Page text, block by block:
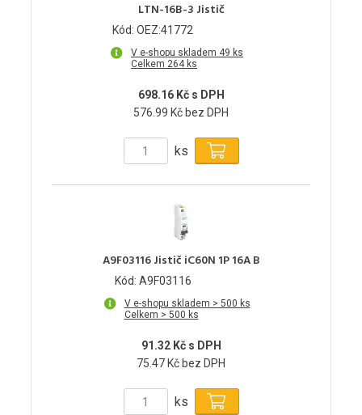
LTN-16B-3 Jistič
Kód: OEZ:41772
V e-shopu skladem 49 ks
Celkem 264 ks
698.16 Kč s DPH
576.99 Kč bez DPH
ks
A9F03116 Jistič iC60N 1P 16A B
Kód: A9F03116
V e-shopu skladem > 500 ks
Celkem > 500 ks
91.32 Kč s DPH
75.47 Kč bez DPH
ks